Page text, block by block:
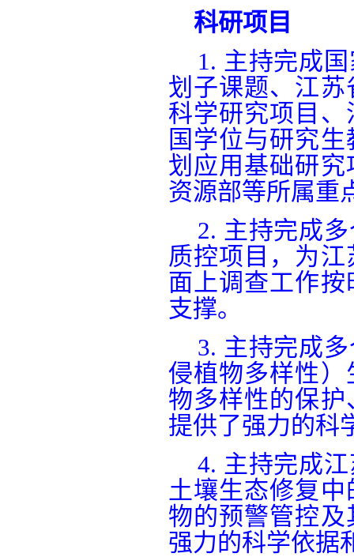
科研项目
1. 主持完成
划子课题、江
科学研究项目
国学位与研究
划应用基础研
资源部等所属重
2. 主持完成
质控项目，为
面上调查工作
支撑。
3. 主持完成
侵植物多样性
物多样性的保
提供了强力的科
4. 主持完成
土壤生态修复
物的预警管控
强力的科学依据